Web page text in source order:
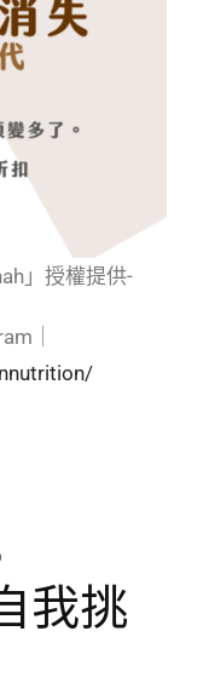
」授權提供-
｜
我挑